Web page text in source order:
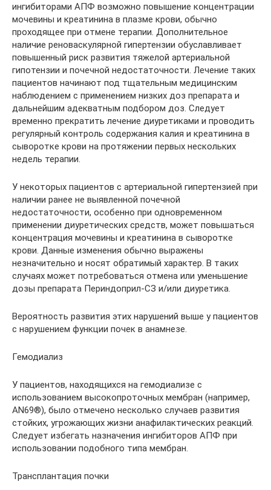
ингибиторами АПФ возможно повышение концентрации
мочевины и креатинина в плазме крови, обычно
проходящее при отмене терапии. Дополнительное
наличие реноваскулярной гипертензии обуславливает
повышенный риск развития тяжелой артериальной
гипотензии и почечной недостаточности. Лечение таких
пациентов начинают под тщательным медицинским
наблюдением с применением низких доз препарата и
дальнейшим адекватным подбором доз. Следует
временно прекратить лечение диуретиками и проводить
регулярный контроль содержания калия и креатинина в
сыворотке крови на протяжении первых нескольких
недель терапии.
У некоторых пациентов с артериальной гипертензией при
наличии ранее не выявленной почечной
недостаточности, особенно при одновременном
применении диуретических средств, может повышаться
концентрация мочевины и креатинина в сыворотке
крови. Данные изменения обычно выражены
незначительно и носят обратимый характер. В таких
случаях может потребоваться отмена или уменьшение
дозы препарата Периндоприл-СЗ и/или диуретика.
Вероятность развития этих нарушений выше у пациентов
с нарушением функции почек в анамнезе.
Гемодиализ
У пациентов, находящихся на гемодиализе с
использованием высокопроточных мембран (например,
AN69®), было отмечено несколько случаев развития
стойких, угрожающих жизни анафилактических реакций.
Следует избегать назначения ингибиторов АПФ при
использовании подобного типа мембран.
Трансплантация почки